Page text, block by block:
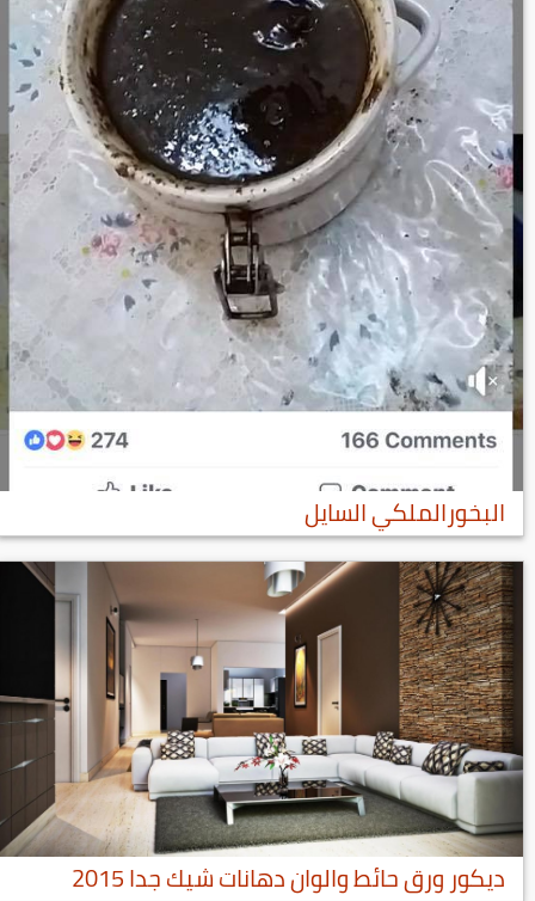
البخورالملكي السايل
ديكور ورق حائط والوان دهانات شيك جدا 2015